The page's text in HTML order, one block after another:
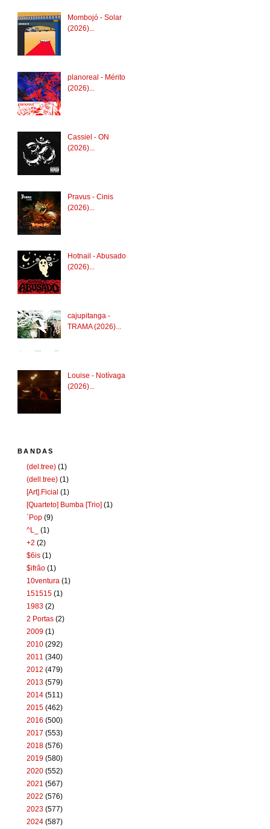
Mombojó - Solar
(2026)...
planoreal - Mérito
(2026)...
Cassiel - ON
(2026)...
Pravus - Cinis
(2026)...
Hotnail - Abusado
(2026)...
cajupitanga -
TRAMA (2026)...
Louise - Notívaga
(2026)...
BANDAS
(del.tree) (1)
(dell.tree) (1)
[Art].Ficial (1)
[Quarteto] Bumba [Trio] (1)
`Pop (9)
^L_
(1)
+2 (2)
$6is (1)
$ifrão (1)
10ventura (1)
151515 (1)
1983 (2)
2 Portas (2)
2009 (1)
2010 (292)
2011 (340)
2012 (479)
2013 (579)
2014 (511)
2015 (462)
2016 (500)
2017 (553)
2018 (576)
2019 (580)
2020 (552)
2021 (567)
2022 (576)
2023 (577)
2024 (587)